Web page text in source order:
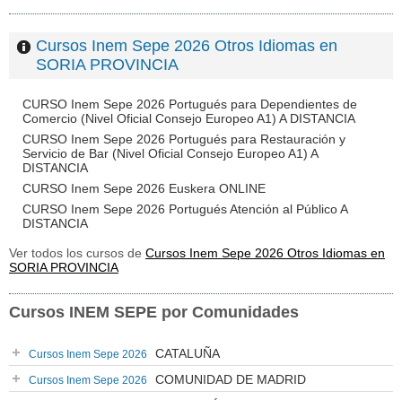
Cursos Inem Sepe 2026 Otros Idiomas en
SORIA PROVINCIA
CURSO Inem Sepe 2026 Portugués para Dependientes de
Comercio (Nivel Oficial Consejo Europeo A1) A DISTANCIA
CURSO Inem Sepe 2026 Portugués para Restauración y
Servicio de Bar (Nivel Oficial Consejo Europeo A1) A
DISTANCIA
CURSO Inem Sepe 2026 Euskera ONLINE
CURSO Inem Sepe 2026 Portugués Atención al Público A
DISTANCIA
Ver todos los cursos de Cursos Inem Sepe 2026 Otros Idiomas en
SORIA PROVINCIA
Cursos INEM SEPE por Comunidades
Cursos Inem Sepe 2026 CATALUÑA
Cursos Inem Sepe 2026 COMUNIDAD DE MADRID